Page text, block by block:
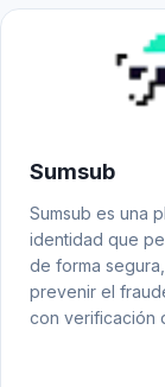
Sumsub
Sumsub es una
identidad que
de forma
prevenir el
con verificación